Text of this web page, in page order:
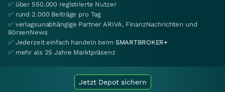
✅ über 550.000 registrierte Nutzer
✅ rund 2.000 Beiträge pro Tag
✅ verlagsunabhängige Partner ARIVA, FinanzNachrichten und
BörsenNews
✅ Jederzeit einfach handeln beim SMARTBROKER+
✅ mehr als 25 Jahre Marktpräsenz
Jetzt Depot sichern